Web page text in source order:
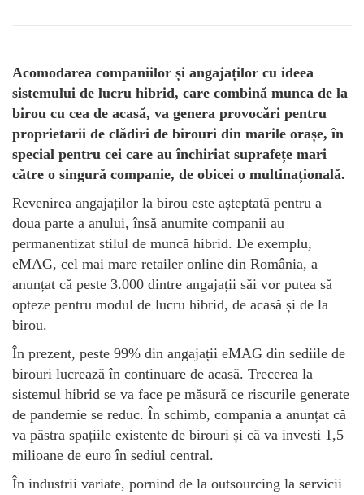
Acomodarea companiilor și angajaților cu ideea
sistemului de lucru hibrid, care combină munca de la
birou cu cea de acasă, va genera provocări pentru
proprietarii de clădiri de birouri din marile orașe, în
special pentru cei care au închiriat suprafețe mari
către o singură companie, de obicei o multinațională.
Revenirea angajaților la birou este așteptată pentru a
doua parte a anului, însă anumite companii au
permanentizat stilul de muncă hibrid. De exemplu,
eMAG, cel mai mare retailer online din România, a
anunțat că peste 3.000 dintre angajații săi vor putea să
opteze pentru modul de lucru hibrid, de acasă și de la
birou.
În prezent, peste 99% din angajații eMAG din sediile de
birouri lucrează în continuare de acasă. Trecerea la
sistemul hibrid se va face pe măsură ce riscurile generate
de pandemie se reduc. În schimb, compania a anunțat că
va păstra spațiile existente de birouri și că va investi 1,5
milioane de euro în sediul central.
În industrii variate, pornind de la outsourcing la servicii